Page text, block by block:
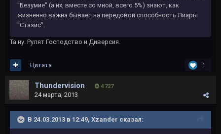
"Безумие" (а их, вместе со мной, всего 5%) знают, как
жизненно важна бывает на передовой способность Лиары
"Стазис".
Та ну. Рулят Господство и Диверсия.
1
Цитата
Thundervision 4 727
24 марта, 2013
В 24.03.2013 в 12:49, Xzander сказал: